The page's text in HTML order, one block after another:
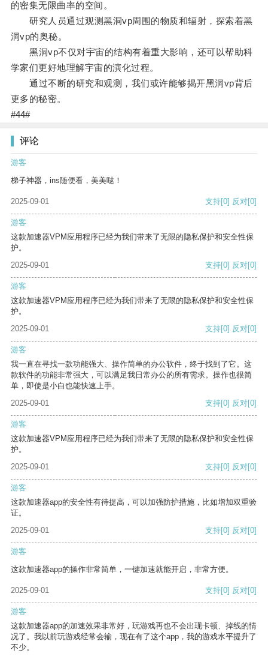
的密集无限曲率的空间。
研究人员通过观测黑洞vp周围的物质和辐射，探索着黑
洞vp的奥秘。
黑洞vp不仅对宇宙的结构有着重大影响，还可以帮助科
学家们更好地理解宇宙的演化过程。
通过不断的研究和观测，我们或许能够揭开黑洞vp背后
更多的秘密。
#44#
评论
游客
梯子神器，ins随便看，美美哒！
2025-09-01 支持[0] 反对[0]
游客
这款加速器VPM应用程序已经为我们带来了无限的隐私保护和安全性保
护。
2025-09-01
支持[0] 反对[0]
游客
这款加速器VPM应用程序已经为我们带来了无限的隐私保护和安全性保
护。
2025-09-01
支持[0] 反对[0]
游客
我一直在寻找一款功能强大、操作简单的办公软件，终于找到了它。这
款软件的功能非常强大，可以满足我日常办公的所有需求。操作也很简
单，即使是小白也能快速上手。
2025-09-01
支持[0] 反对[0]
游客
这款加速器VPM应用程序已经为我们带来了无限的隐私保护和安全性保
护。
2025-09-01
支持[0] 反对[0]
游客
这款加速器app的安全性有待提高，可以加强防护措施，比如增加双重验
证。
2025-09-01
支持[0] 反对[0]
游客
这款加速器app的操作非常简单，一键加速就能开启，非常方便。
2025-09-01 支持[0] 反对[0]
游客
这款加速器app的加速效果非常好，玩游戏再也不会出现卡顿、掉线的情
况了。我以前玩游戏经常会输，现在有了这个app，我的游戏水平提升了
不少。